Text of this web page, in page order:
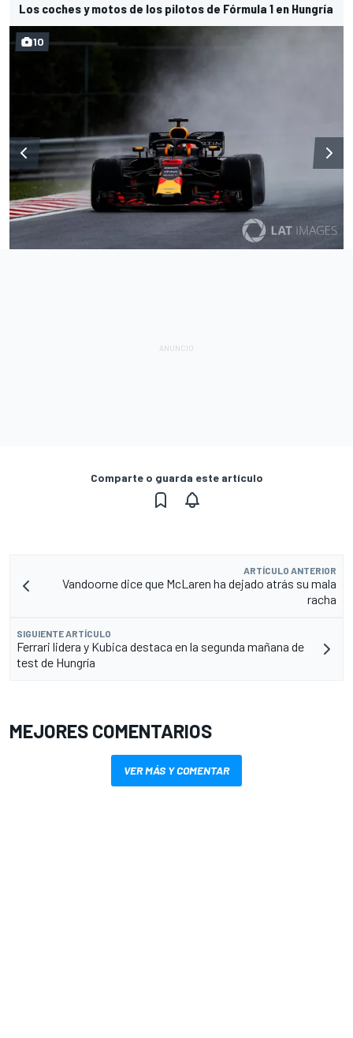
Los coches y motos de los pilotos de Fórmula 1 en Hungría
10
Comparte o guarda este artículo
ARTÍCULO ANTERIOR
Vandoorne dice que McLaren ha dejado atrás su mala
racha
SIGUIENTE ARTÍCULO
Ferrari lidera y Kubica destaca en la segunda mañana de
test de Hungría
MEJORES COMENTARIOS
VER MÁS Y COMENTAR